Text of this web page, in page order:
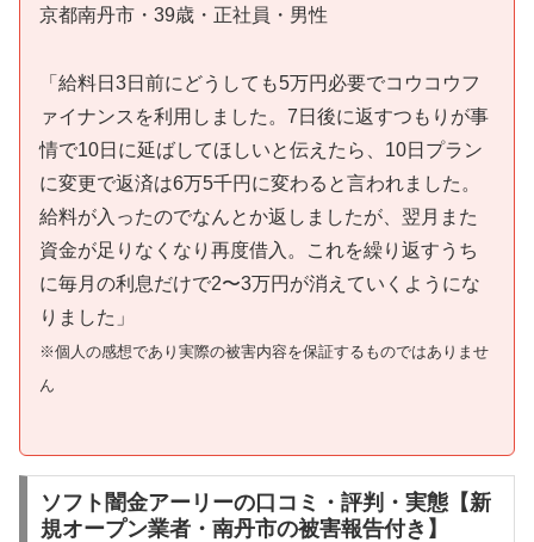
京都南丹市・39歳・正社員・男性
「給料日3日前にどうしても5万円必要でコウコウフ
ァイナンスを利用しました。7日後に返すつもりが事
情で10日に延ばしてほしいと伝えたら、10日プラン
に変更で返済は6万5千円に変わると言われました。
給料が入ったのでなんとか返しましたが、翌月また
資金が足りなくなり再度借入。これを繰り返すうち
に毎月の利息だけで2〜3万円が消えていくようにな
りました」
※個人の感想であり実際の被害内容を保証するものではありませ
ん
ソフト闇金アーリーの口コミ・評判・実態【新
規オープン業者・南丹市の被害報告付き】